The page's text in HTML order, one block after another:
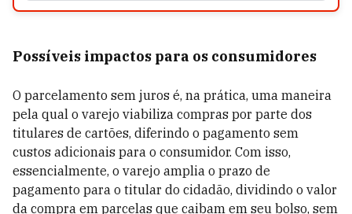
Possíveis impactos para os consumidores
O parcelamento sem juros é, na prática, uma maneira
pela qual o varejo viabiliza compras por parte dos
titulares de cartões, diferindo o pagamento sem
custos adicionais para o consumidor. Com isso,
essencialmente, o varejo amplia o prazo de
pagamento para o titular do cidadão, dividindo o valor
da compra em parcelas que caibam em seu bolso, sem